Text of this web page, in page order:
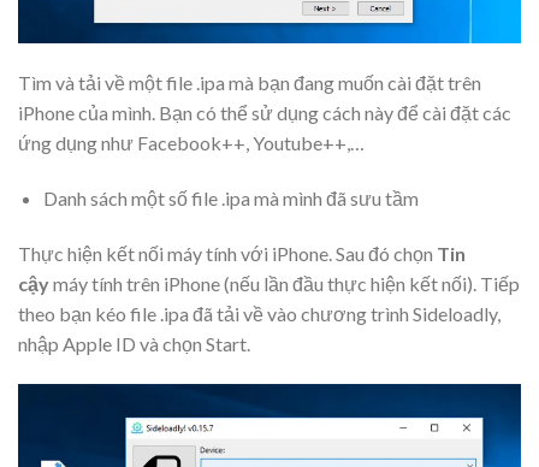
Tìm và tải về một file .ipa mà bạn đang muốn cài đặt trên
iPhone của mình. Bạn có thể sử dụng cách này để cài đặt các
ứng dụng như Facebook++, Youtube++,…
Danh sách một số file .ipa mà mình đã sưu tầm
Thực hiện kết nối máy tính với iPhone. Sau đó chọn Tin
cậymáy tính trên iPhone (nếu lần đầu thực hiện kết nối). Tiếp
theo bạn kéo file .ipa đã tải về vào chương trình Sideloadly,
nhập Apple ID và chọn Start.